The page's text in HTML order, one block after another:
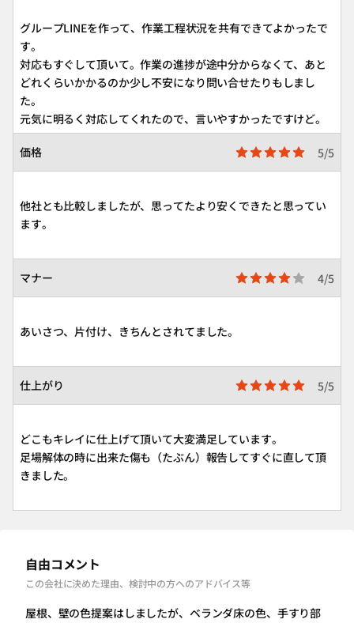
グループLINEを作って、作業工程状況を共有できてよかったで
す。
対応もすぐして頂いて。作業の進捗が途中分からなくて、あと
どれくらいかかるのか少し不安になり問い合せたりもしまし
た。
元気に明るく対応してくれたので、言いやすかったですけど。
価格 5/5
他社とも比較しましたが、思ってたより安くできたと思ってい
ます。
マナー 4/5
あいさつ、片付け、きちんとされてました。
仕上がり 5/5
どこもキレイに仕上げて頂いて大変満足しています。
足場解体の時に出来た傷も（たぶん）報告してすぐに直して頂
きました。
自由コメント
この会社に決めた理由、検討中の方へのアドバイス等
屋根、壁の色提案はしましたが、ベランダ床の色、手すり部